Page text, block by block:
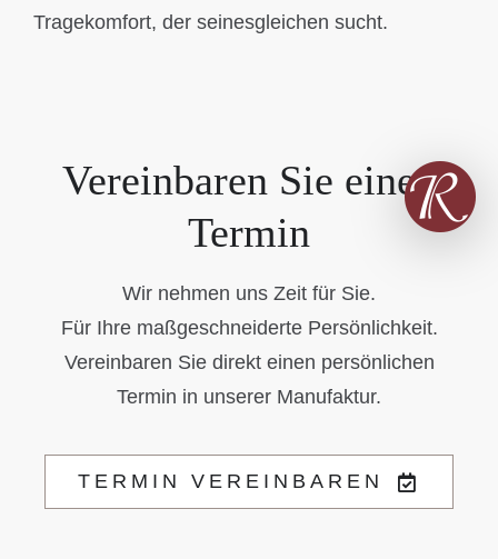
Tragekomfort, der seinesgleichen sucht.
Vereinbaren Sie einen
Termin
Wir nehmen uns Zeit für Sie.
Für Ihre maßgeschneiderte Persönlichkeit.
Vereinbaren Sie direkt einen persönlichen
Termin in unserer Manufaktur.
TERMIN VEREINBAREN